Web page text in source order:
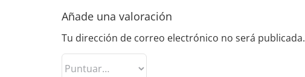
Añade una valoración
Tu dirección de correo electrónico no será publicada.